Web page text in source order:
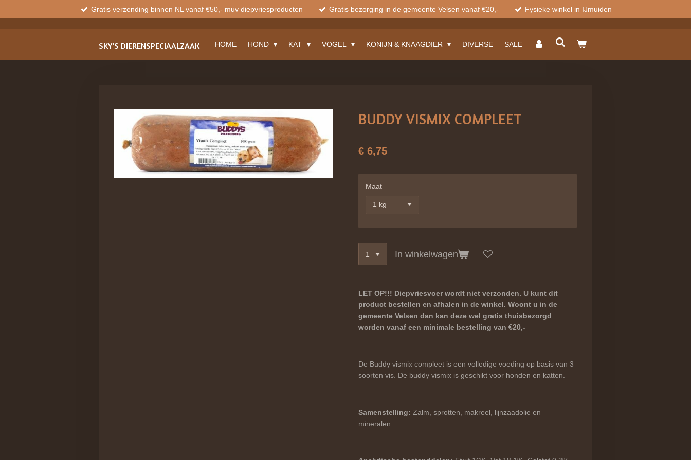
Gratis verzending binnen NL vanaf €50,- muv diepvriesproducten Gratis bezorging in de gemeente Velsen vanaf €20,- Fysieke winkel in IJmuiden
SKY'S DIERENSPECIAALZAAK HOME HOND KAT VOGEL KONIJN & KNAAGDIER DIVERSE SALE
BUDDY VISMIX COMPLEET
€ 6,75
Maat
In winkelwagen
LET OP!!! Diepvriesvoer wordt niet verzonden. U kunt dit
product bestellen en afhalen in de winkel. Woont u in de
gemeente Velsen dan kan deze wel gratis thuisbezorgd
worden vanaf een minimale bestelling van €20,-
De Buddy vismix compleet is een volledige voeding op basis van 3
soorten vis. De buddy vismix is geschikt voor honden en katten.
Samenstelling: Zalm, sprotten, makreel, lijnzaadolie en
mineralen.